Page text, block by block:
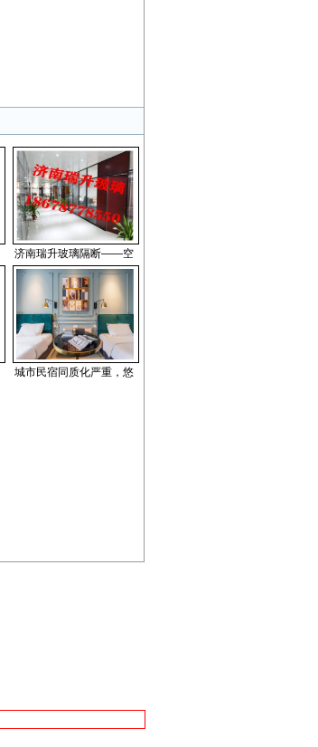
济南瑞升玻璃隔断——空
城市民宿同质化严重，悠